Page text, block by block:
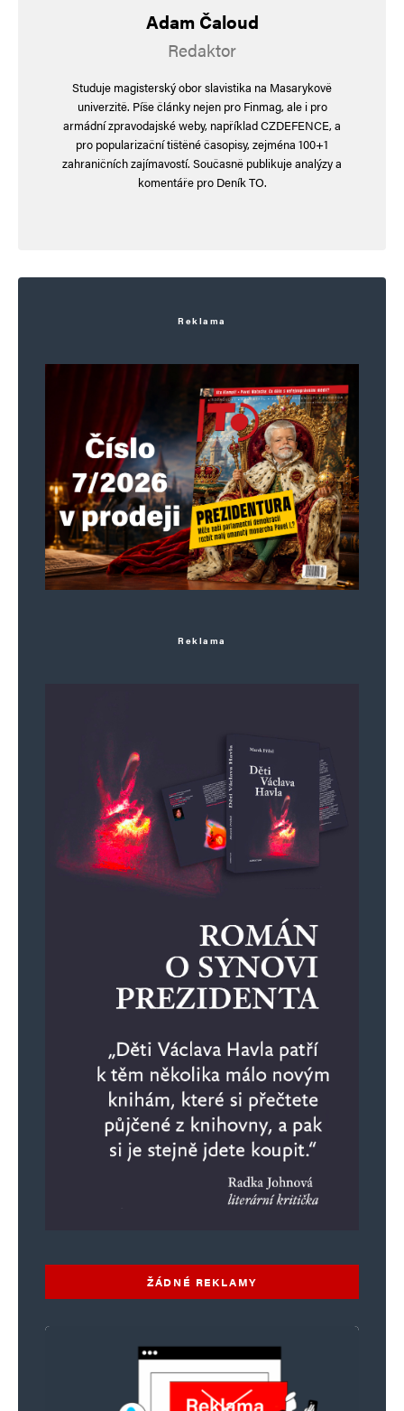
náhodou zase změnil myšlení. Z rodiny mu
nikdo nic neříká, vyčlenil se sám a domů ani
nejezdí.
Publikovaný dne 2. 8. 2025, 13:13. na Novinkách
a ve 13-32 smazán cenzorem
Napsat komentář
Komentář*
Jméno*
Informujte mě o nových komentářích e-mailem.
Informujte mě o nových příspěvcích e-mailem.
Alternative:
Adam Čaloud
Redaktor
Studuje magisterský obor slavistika na Masarykově
univerzitě. Píše články nejen pro Finmag, ale i pro
armádní zpravodajské weby, například CZDEFENCE, a
pro popularizační tištěné časopisy, zejména 100+1
zahraničních zajímavostí. Současně publikuje analýzy a
komentáře pro Deník TO.
Reklama
Reklama
ŽÁDNÉ REKLAMY